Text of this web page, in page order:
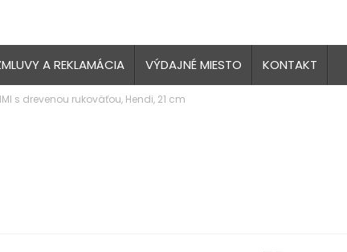
A REKLAMÁCIA VÝDAJNÉ MIESTO KONTAKT
s drevenou rukoväťou, Hendi, 21 cm